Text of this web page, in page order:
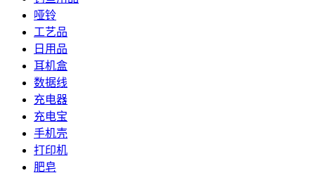
哑铃
工艺品
日用品
耳机盒
数据线
充电器
充电宝
手机壳
打印机
肥皂